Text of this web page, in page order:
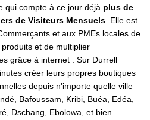
qui compte à ce jour déjà plus de
de Visiteurs Mensuels. Elle est
et aux PMEs locales de
et de multiplier
grâce à internet . Sur Durrell
créer leurs propres boutiques
depuis n'importe quelle ville
Bafoussam, Kribi, Buéa, Edéa,
Dschang, Ebolowa, et bien